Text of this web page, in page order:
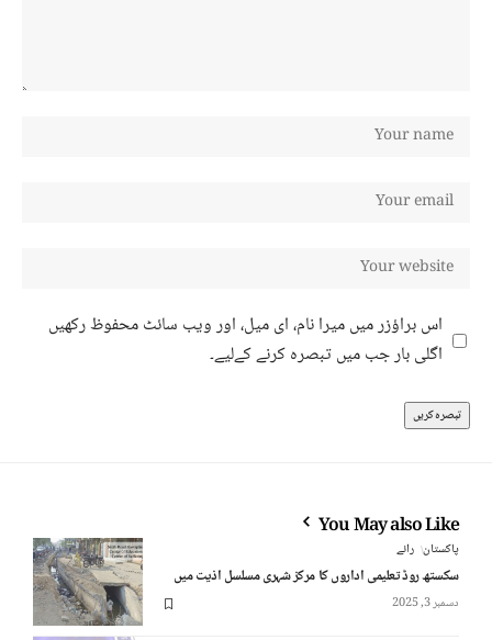
اس براؤزر میں میرا نام، ای میل، اور ویب سائٹ محفوظ رکھیں
اگلی بار جب میں تبصرہ کرنے کےلیے۔
You May also Like
پاکستان رائے
سکستھ روڈ تعلیمی اداروں کا مرکز شہری مسلسل اذیت میں
دسمبر 3, 2025